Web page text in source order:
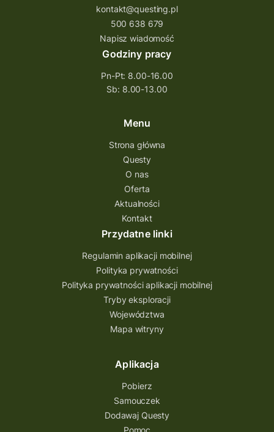
questujwpolsce
questuj z nami
questingwyprawa po skarb
questingowy projekt współpracy
questing wielkopolska
Questing Przecławski
Questing Łódzkie
questing gry terenowe
Quest Świętokrzyskie
quest na szlaku Przygody
Quest Bolestraszyce
Quest Arboretum
Przecław Quest
projekt
Pogórze Dynowskie
Partnerstwo Questingu
Park Etnograficzny w Tokarni
Park Etnograficzny
natura
mazowieckie
Hutniczy Ostrowiec
gry terenowe
gry edukacyjne
kontakt@questing.pl
500 638 679
Napisz wiadomość
Godziny pracy
Pn-Pt: 8.00-16.00
Sb: 8.00-13.00
Menu
Strona główna
Questy
O nas
Oferta
Aktualności
Kontakt
Przydatne linki
Regulamin aplikacji mobilnej
Polityka prywatności
Polityka prywatności aplikacji mobilnej
Tryby eksploracji
Województwa
Mapa witryny
Aplikacja
Pobierz
Samouczek
Dodawaj Questy